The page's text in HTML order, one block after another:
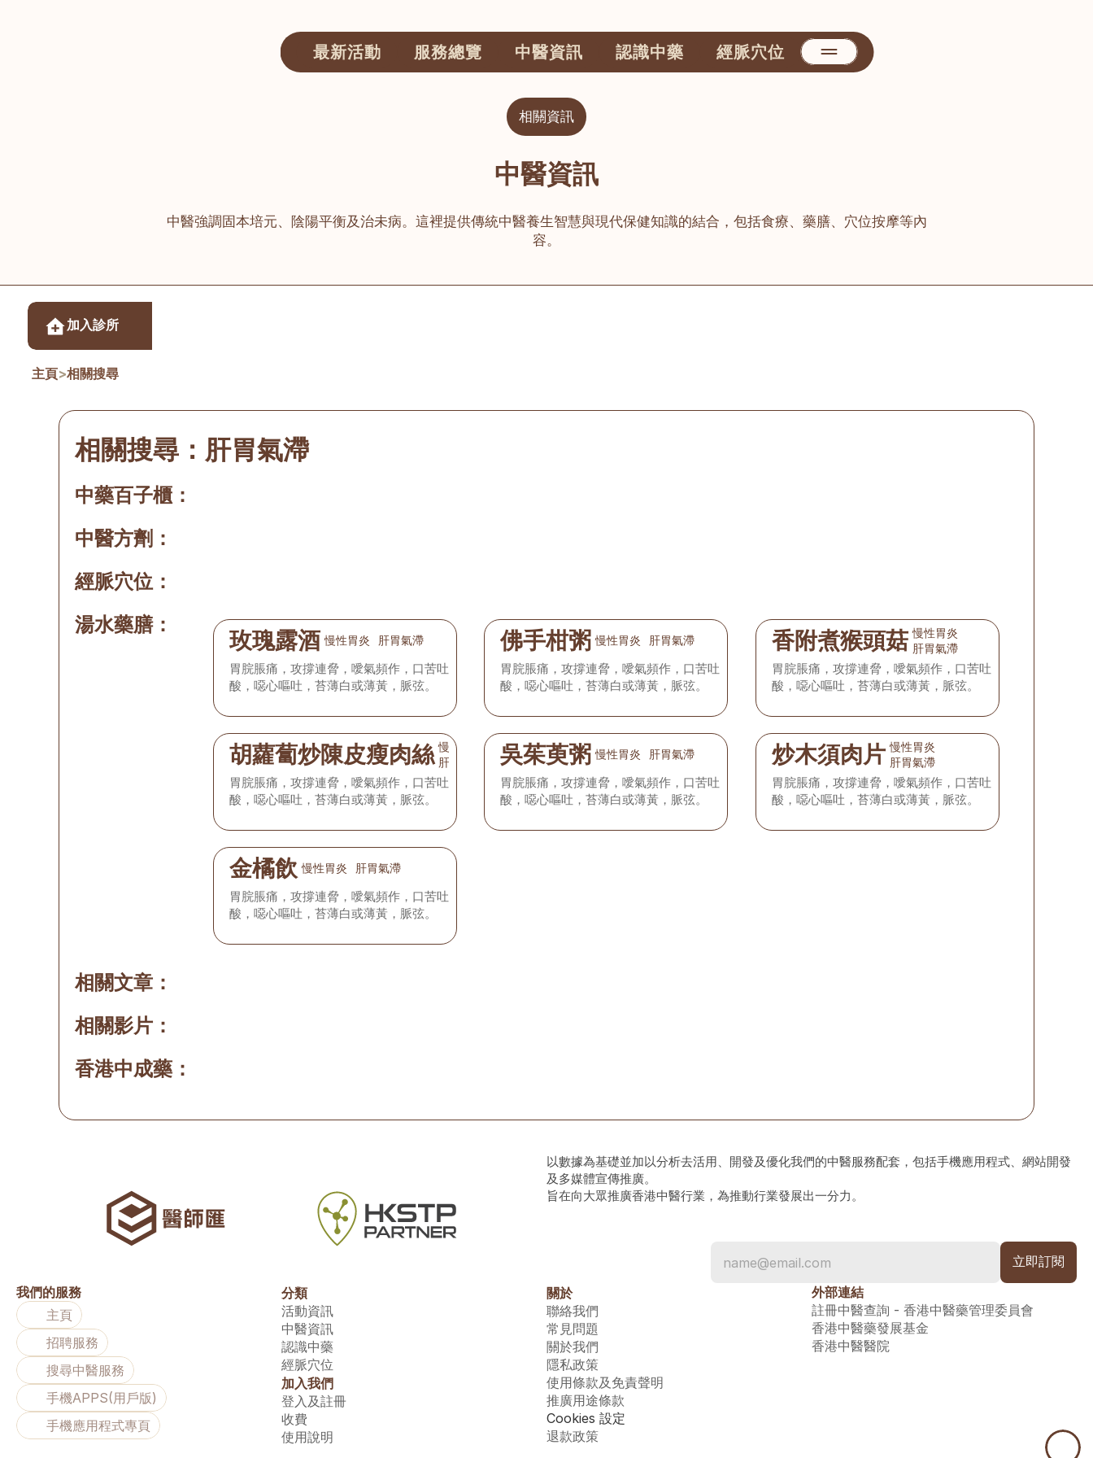
最新活動 服務總覽 中醫資訊 認識中藥 經脈穴位
相關資訊
中醫資訊
中醫強調固本培元、陰陽平衡及治未病。這裡提供傳統中醫養生智慧與現代保健知識的結合，包括食療、藥膳、穴位按摩等內
容。
加入診所
主頁>相關搜尋
相關搜尋： 肝胃氣滯
中藥百子櫃：
中醫方劑：
經脈穴位：
湯水藥膳：
玫瑰露酒 慢性胃炎 肝胃氣滯
胃脘脹痛，攻撐連脅，噯氣頻作，口苦吐
酸，噁心嘔吐，苔薄白或薄黃，脈弦。
佛手柑粥 慢性胃炎 肝胃氣滯
胃脘脹痛，攻撐連脅，噯氣頻作，口苦吐
酸，噁心嘔吐，苔薄白或薄黃，脈弦。
香附煮猴頭菇 慢性胃炎
肝胃氣滯
胃脘脹痛，攻撐連脅，噯氣頻作，口苦吐
酸，噁心嘔吐，苔薄白或薄黃，脈弦。
胡蘿蔔炒陳皮瘦肉絲 慢性胃炎
肝胃氣滯
胃脘脹痛，攻撐連脅，噯氣頻作，口苦吐
酸，噁心嘔吐，苔薄白或薄黃，脈弦。
吳茱萸粥 慢性胃炎 肝胃氣滯
胃脘脹痛，攻撐連脅，噯氣頻作，口苦吐
酸，噁心嘔吐，苔薄白或薄黃，脈弦。
炒木須肉片 慢性胃炎
肝胃氣滯
胃脘脹痛，攻撐連脅，噯氣頻作，口苦吐
酸，噁心嘔吐，苔薄白或薄黃，脈弦。
金橘飲 慢性胃炎 肝胃氣滯
胃脘脹痛，攻撐連脅，噯氣頻作，口苦吐
酸，噁心嘔吐，苔薄白或薄黃，脈弦。
相關文章：
相關影片：
香港中成藥：
以數據為基礎並加以分析去活用、開發及優化我們的中醫服務配套，包括手機應用程式、網站開發
及多媒體宣傳推廣。
旨在向大眾推廣香港中醫行業，為推動行業發展出一分力。
我們的服務
主頁
招聘服務
搜尋中醫服務
手機APPS(用戶版)
手機應用程式專頁
分類
活動資訊
中醫資訊
認識中藥
經脈穴位
加入我們
登入及註冊
收費
使用說明
關於
聯絡我們
常見問題
關於我們
隱私政策
使用條款及免責聲明
推廣用途條款
Cookies 設定
退款政策
外部連結
註冊中醫查詢 - 香港中醫藥管理委員會
香港中醫藥發展基金
香港中醫醫院